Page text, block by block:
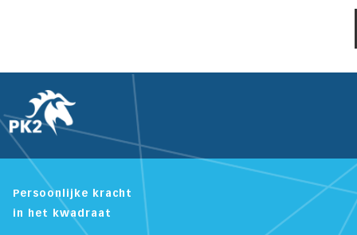
Persoonlijke kracht
in het kwadraat